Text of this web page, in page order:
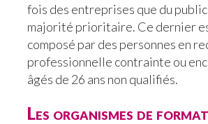
fois des entreprises que du
majorité prioritaire. Ce dernier
composé par des personnes en
professionnelle contrainte ou
âgés de 26 ans non qualifiés.
Les organismes de